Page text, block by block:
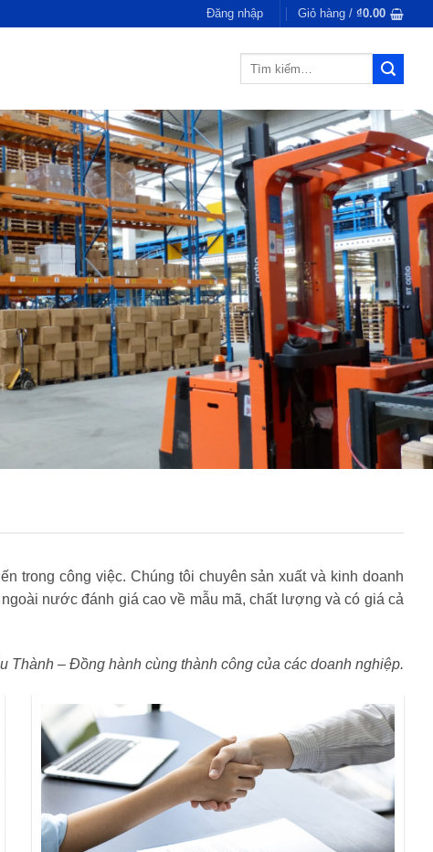
Đăng nhập Giỏ hàng / ₫0.00
Tìm
trong công việc. Chúng tôi chuyên sản xuất và kinh doanh
nước đánh giá cao về mẫu mã, chất lượng và có giá cả
Thành – Đồng hành cùng thành công của các doanh nghiệp.